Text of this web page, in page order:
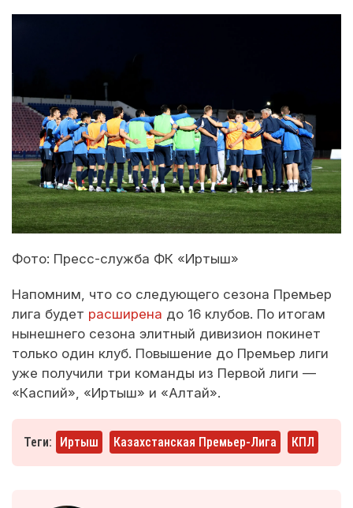
Фото: Пресс-служба ФК «Иртыш»
Напомним, что со следующего сезона Премьер
лига будет расширена до 16 клубов. По итогам
нынешнего сезона элитный дивизион покинет
только один клуб. Повышение до Премьер лиги
уже получили три команды из Первой лиги —
«Каспий», «Иртыш» и «Алтай».
Теги: Иртыш Казахстанская Премьер-Лига КПЛ